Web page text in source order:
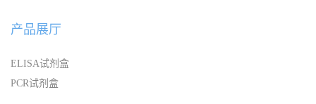
产品展厅
ELISA试剂盒
PCR试剂盒